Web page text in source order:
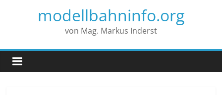
modellbahninfo.org
von Mag. Markus Inderst